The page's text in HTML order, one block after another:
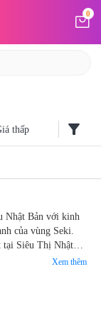
0
thấp filter_alt
Nhật Bản với kinh
của vùng Seki.
tại Siêu Thị Nhật
Xem thêm